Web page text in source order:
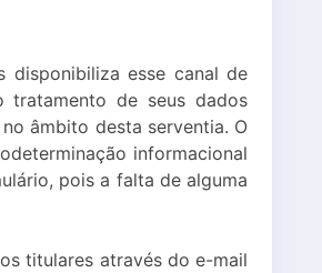
esse canal de
tratamento de seus dados
âmbito desta serventia. O
informacional
pois a falta de alguma
titulares através do e-mail